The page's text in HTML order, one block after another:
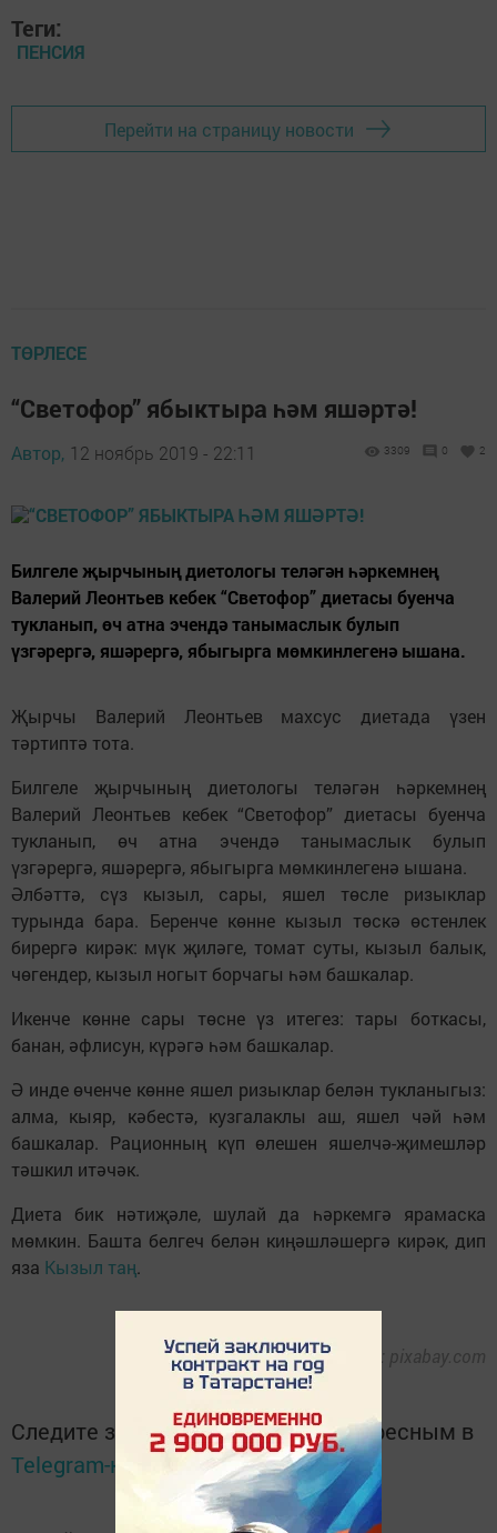
Теги:
ПЕНСИЯ
Перейти на страницу новости
ТӨРЛЕСЕ
“Светофор” ябыктыра һәм яшәртә!
Автор, 12 ноябрь 2019 - 22:11 3309 0 2
Билгеле җырчының диетологы теләгән һәркемнең
Валерий Леонтьев кебек “Светофор” диетасы буенча
тукланып, өч атна эчендә танымаслык булып
үзгәрергә, яшәрергә, ябыгырга мөмкинлегенә ышана.
Җырчы Валерий Леонтьев махсус диетада үзен
тәртиптә тота.
Билгеле җырчының диетологы теләгән һәркемнең
Валерий Леонтьев кебек “Светофор” диетасы буенча
тукланып, өч атна эчендә танымаслык булып
үзгәрергә, яшәрергә, ябыгырга мөмкинлегенә ышана.
Әлбәттә, сүз кызыл, сары, яшел төсле ризыклар
турында бара. Беренче көнне кызыл төскә өстенлек
бирергә кирәк: мүк җиләге, томат суты, кызыл балык,
чөгендер, кызыл ногыт борчагы һәм башкалар.
Икенче көнне сары төсне үз итегез: тары боткасы,
банан, әфлисун, күрәгә һәм башкалар.
Ә инде өченче көнне яшел ризыклар белән тукланыгыз:
алма, кыяр, кәбестә, кузгалаклы аш, яшел чәй һәм
башкалар. Рационның күп өлешен яшелчә-җимешләр
тәшкил итәчәк.
Диета бик нәтиҗәле, шулай да һәркемгә ярамаска
мөмкин. Башта белгеч белән киңәшләшергә кирәк, дип
яза Кызыл таң.
Фото: pixabay.com
Следите за самым важным и интересным в
Telegram-канале
Татмедиа